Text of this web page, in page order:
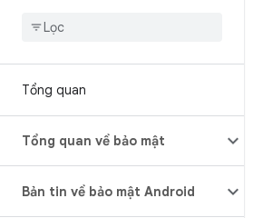
Tổng quan
Tổng quan về bảo mật
Bản tin về bảo mật Android